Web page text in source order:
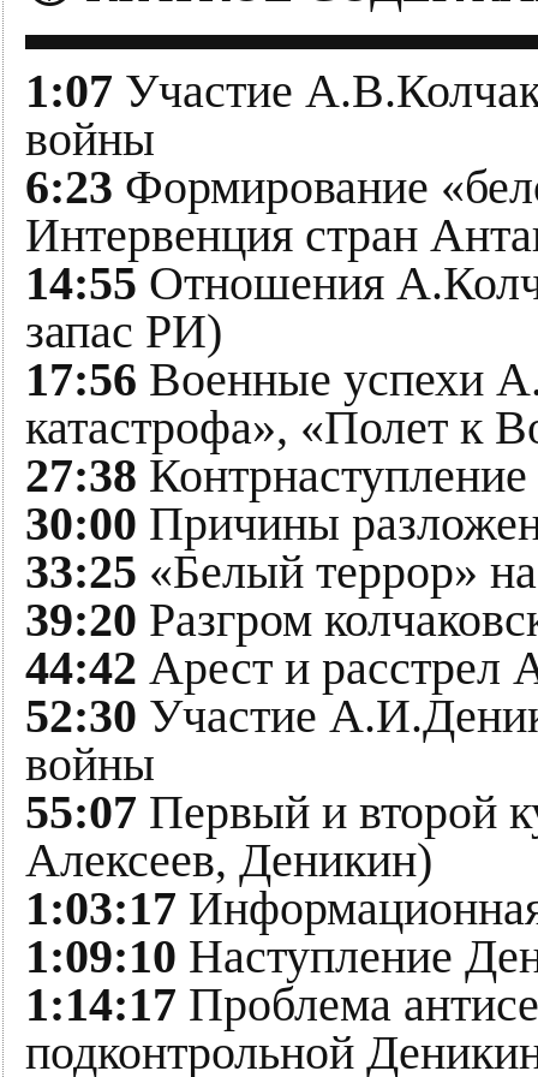
1:07 Участие
войны
6:23 Формирование
Интервенция стран
14:55 Отношения
запас РИ)
17:56 Военные успехи
катастрофа», «Полет к
27:38
30:00 Причины
33:25 «Белый террор»
39:20 Разгром
44:42 Арест и расстрел
52:30 Участие
войны
55:07 Первый и второй
Алексеев, Деникин)
1:03:17
1:09:10 Наступление
1:14:17 Проблема
подконтрольной